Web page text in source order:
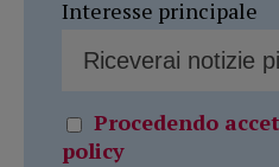
Interesse principale
Procedendo
policy